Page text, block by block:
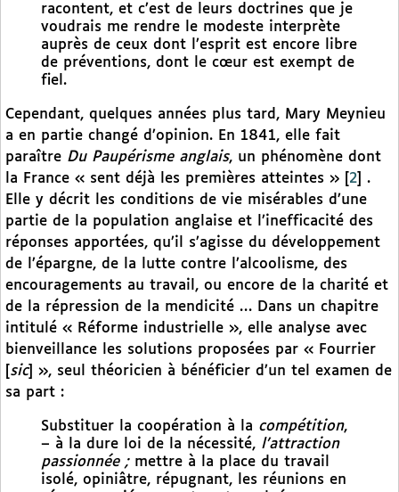
racontent, et c’est de leurs doctrines que je
voudrais me rendre le modeste interprète
auprès de ceux dont l’esprit est encore libre
de préventions, dont le cœur est exempt de
fiel.
Cependant, quelques années plus tard, Mary Meynieu
a en partie changé d’opinion. En 1841, elle fait
paraître Du Paupérisme anglais, un phénomène dont
la France « sent déjà les premières atteintes »
2
.
Elle y décrit les conditions de vie misérables d’une
partie de la population anglaise et l’inefficacité des
réponses apportées, qu’il s’agisse du développement
de l’épargne, de la lutte contre l’alcoolisme, des
encouragements au travail, ou encore de la charité et
de la répression de la mendicité … Dans un chapitre
intitulé « Réforme industrielle », elle analyse avec
bienveillance les solutions proposées par « Fourrier
sic] », seul théoricien à bénéficier d’un tel examen de
sa part :
Substituer la coopération à la compétition,
– à la dure loi de la nécessité, l’attraction
passionnée ; mettre à la place du travail
isolé, opiniâtre, répugnant, les réunions en